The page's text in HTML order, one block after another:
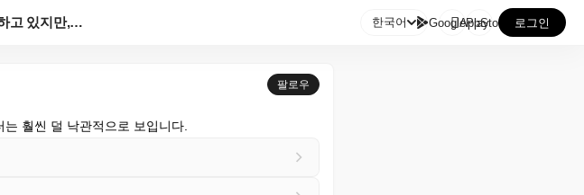
아시아는 북극으로 향하고 있지만, 쉽지 않다 한국어 GooglePlay
AppStore 로그인
팔로우
훨씬 덜 낙관적으로 보입니다.